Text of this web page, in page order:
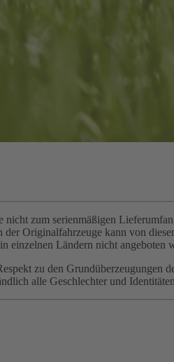
zum serienmäßigen
Originalfahrzeuge kann von
einzelnen Ländern nicht angeboten
zu den
alle Geschlechter und